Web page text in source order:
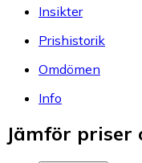
Insikter
Prishistorik
Omdömen
Info
Jämför priser